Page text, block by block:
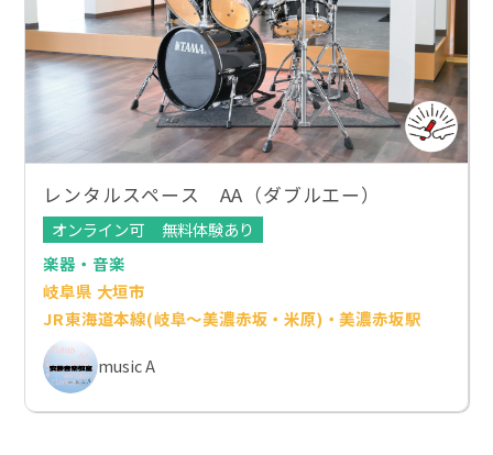
レンタルスペース AA（ダブルエー）
オンライン可
無料体験あり
楽器・音楽
岐阜県 大垣市
JR東海道本線(岐阜～美濃赤坂・米原)・美濃赤坂駅
music A